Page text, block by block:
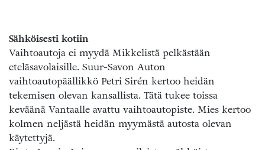
Sähköisesti kotiin
Vaihtoautoja ei myydä Mikkelistä pelkästään
eteläsavolaisille. Suur-Savon Auton
vaihtoautopäällikkö Petri Sirén kertoo heidän
tekemisen olevan kansallista. Tätä tukee toissa
keväänä Vantaalle avattu vaihtoautopiste. Mies kertoo
kolmen neljästä heidän myymästä autosta olevan
käytettyjä.